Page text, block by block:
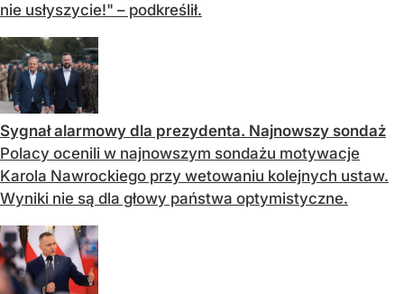
nie usłyszycie!" – podkreślił.
Sygnał alarmowy dla prezydenta. Najnowszy sondaż
Polacy ocenili w najnowszym sondażu motywacje
Karola Nawrockiego przy wetowaniu kolejnych ustaw.
Wyniki nie są dla głowy państwa optymistyczne.